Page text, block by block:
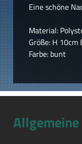
Eine schöne
Material:
Größe: H 10cm
Farbe: bunt